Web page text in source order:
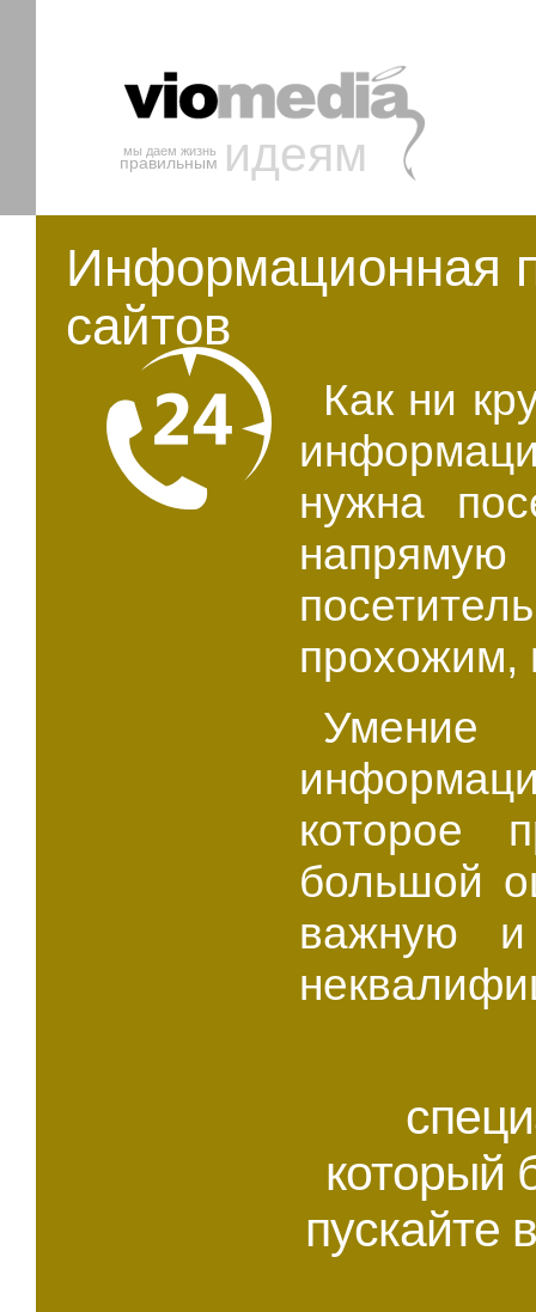
мы даем жизнь
правильным идеям
Информационная
сайтов
Как ни
нужна
прохожим,
Умение
которое
большой
важную и
который
пускайте